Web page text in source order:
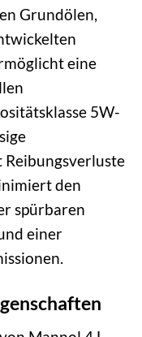
Grundölen,
eine
5W-
den
spürbaren
einer